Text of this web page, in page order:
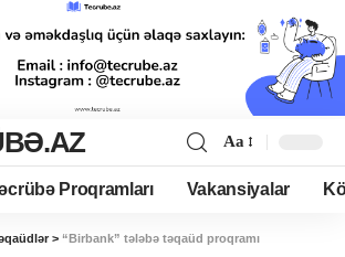
Aa
Proqramları Vakansiyalar
> “Birbank” tələbə təqaüd proqramı